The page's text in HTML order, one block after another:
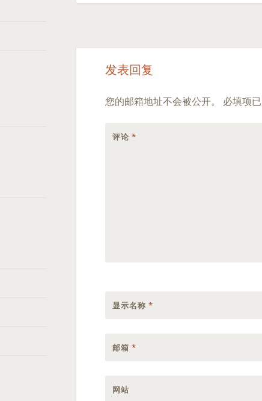
Post
navigation
发表回复
您的邮箱地址不会被公开。 必填项
评论*
显示名称*
邮箱*
网站